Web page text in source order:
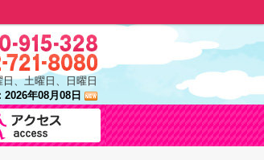
、土曜日、日曜日
2026年08月08日